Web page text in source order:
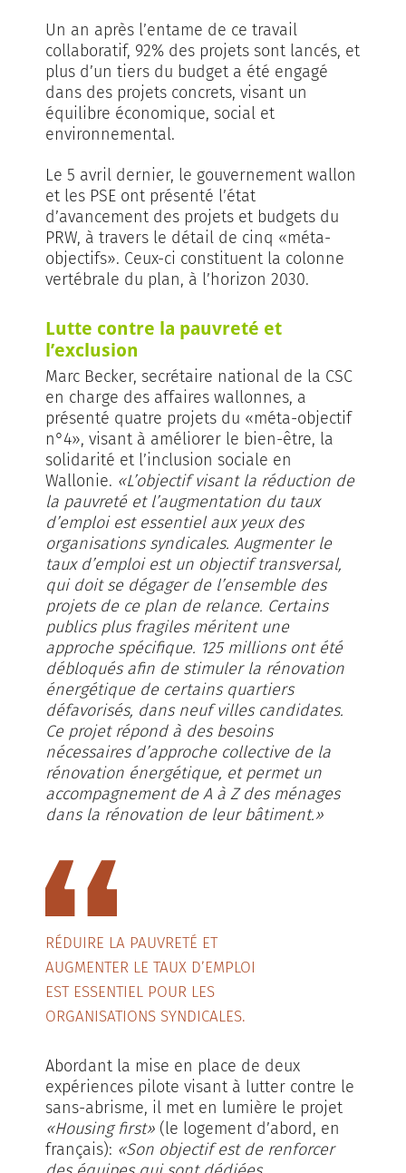
Un an après l’entame de ce travail
collaboratif, 92% des projets sont lancés, et
plus d’un tiers du budget a été engagé
dans des projets concrets, visant un
équilibre économique, social et
environnemental.
Le 5 avril dernier, le gouvernement wallon
et les PSE ont présenté l’état
d’avancement des projets et budgets du
PRW, à travers le détail de cinq «méta-
objectifs». Ceux-ci constituent la colonne
vertébrale du plan, à l’horizon 2030.
Lutte contre la pauvreté et
l’exclusion
Marc Becker, secrétaire national de la CSC
en charge des affaires wallonnes, a
présenté quatre projets du «méta-objectif
n°4», visant à améliorer le bien-être, la
solidarité et l’inclusion sociale en
Wallonie. «L’objectif visant la réduction de
la pauvreté et l’augmentation du taux
d’emploi est essentiel aux yeux des
organisations syndicales. Augmenter le
taux d’emploi est un objectif transversal,
qui doit se dégager de l’ensemble des
projets de ce plan de relance. Certains
publics plus fragiles méritent une
approche spécifique. 125 millions ont été
débloqués afin de stimuler la rénovation
énergétique de certains quartiers
défavorisés, dans neuf villes candidates.
Ce projet répond à des besoins
nécessaires d’approche collective de la
rénovation énergétique, et permet un
accompagnement de A à Z des ménages
dans la rénovation de leur bâtiment.»
RÉDUIRE LA PAUVRETÉ ET
AUGMENTER LE TAUX D’EMPLOI
EST ESSENTIEL POUR LES
ORGANISATIONS SYNDICALES.
Abordant la mise en place de deux
expériences pilote visant à lutter contre le
sans-abrisme, il met en lumière le projet
«Housing first» (le logement d’abord, en
français): «Son objectif est de renforcer